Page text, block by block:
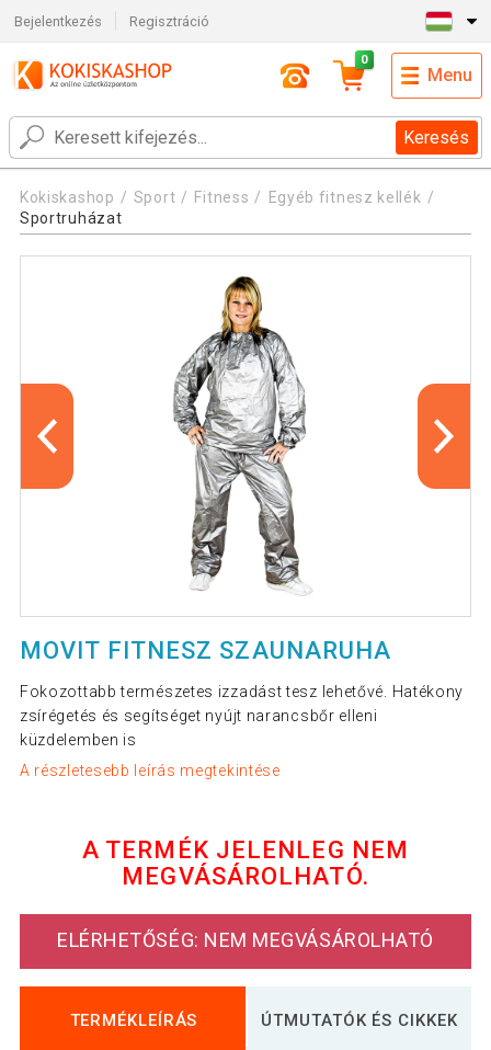
Bejelentkezés Regisztráció
Keresés
0
Menu
Kokiskashop Sport Fitness
Egyéb fitnesz kellék
Sportruházat
MOVIT FITNESZ SZAUNARUHA
Fokozottabb természetes izzadást tesz lehetővé. Hatékony
zsírégetés és segítséget nyújt narancsbőr elleni
küzdelemben is
A részletesebb leírás megtekintése
A TERMÉK JELENLEG NEM
MEGVÁSÁROLHATÓ.
ELÉRHETŐSÉG: NEM MEGVÁSÁROLHATÓ
TERMÉKLEÍRÁS ÚTMUTATÓK ÉS CIKKEK